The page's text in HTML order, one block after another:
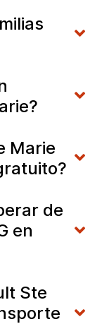
Marie
de
en
Ste